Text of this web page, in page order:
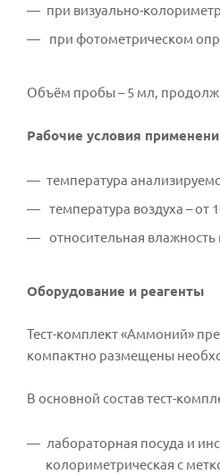
при визуально-
при фотометрическом
Объём пробы – 5 мл,
Рабочие условия
температура
температура воздуха – от
относительная
Оборудование и реагенты
Тест-комплект «Аммоний»
компактно размещены
В основной состав тест-
лабораторная посуда и
колориметрическая с